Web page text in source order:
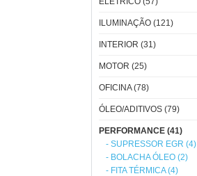
ILUMINAÇÃO (121)
INTERIOR (31)
MOTOR (25)
OFICINA (78)
ÓLEO/ADITIVOS (79)
PERFORMANCE (41)
- SUPRESSOR EGR (4)
- BOLACHA ÓLEO (2)
- FITA TÉRMICA (4)